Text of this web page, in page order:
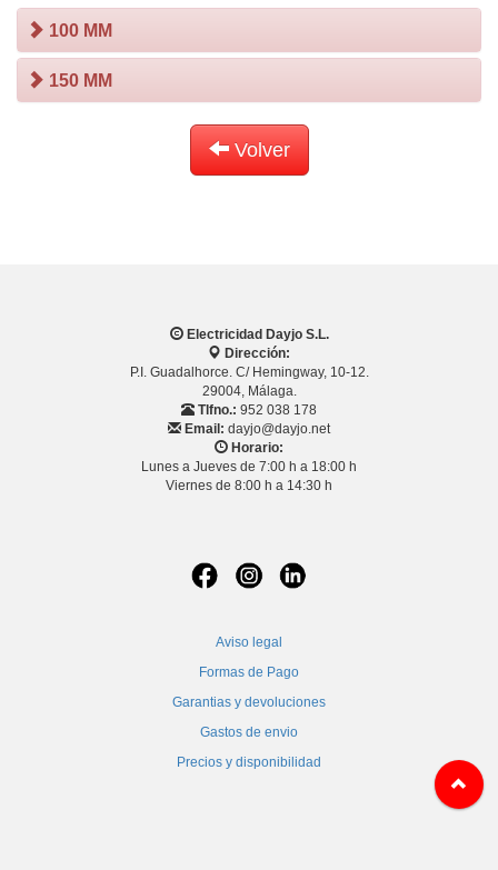
100 MM
150 MM
Volver
Electricidad Dayjo S.L.
Dirección:
P.I. Guadalhorce. C/ Hemingway, 10-12.
29004, Málaga.
Tlfno.: 952 038 178
Email: dayjo@dayjo.net
Horario:
Lunes a Jueves de 7:00 h a 18:00 h
Viernes de 8:00 h a 14:30 h
Aviso legal
Formas de Pago
Garantias y devoluciones
Gastos de envio
Precios y disponibilidad